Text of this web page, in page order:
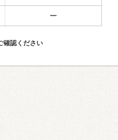
ー
確認ください